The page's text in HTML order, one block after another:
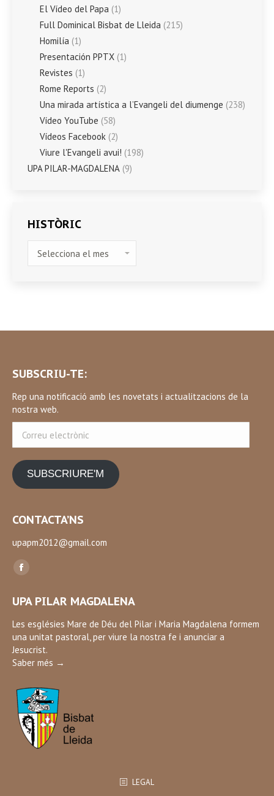
El Vídeo del Papa (1)
Full Dominical Bisbat de Lleida (215)
Homilía (1)
Presentación PPTX (1)
Revistes (1)
Rome Reports (2)
Una mirada artística a l’Evangeli del diumenge (238)
Vídeo YouTube (58)
Vídeos Facebook (2)
Viure l'Evangeli avui! (198)
UPA PILAR-MAGDALENA (9)
HISTÒRIC
SUBSCRIU-TE:
Rep una notificació amb les novetats i actualitzacions de la
nostra web.
electrònic
SUBSCRIURE'M
CONTACTA’NS
upapm2012@gmail.com
Find us on:
Facebook
opens
in
new
window
UPA PILAR MAGDALENA
Les esglésies Mare de Déu del Pilar i Maria Magdalena formem
una unitat pastoral, per viure la nostra fe i anunciar a
Jesucrist.
Saber més →
LEGAL